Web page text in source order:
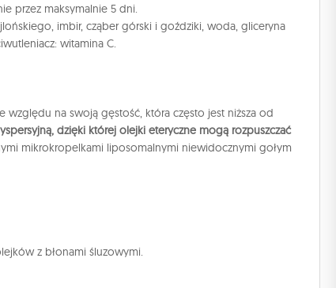
przez maksymalnie 5 dni.
imbir, cząber górski i goździki, woda, gliceryna
witamina C.
względu na swoją gęstość, która często jest niższa od
dzięki której olejki eteryczne mogą rozpuszczać
mikrokropelkami liposomalnymi niewidocznymi gołym
z błonami śluzowymi.